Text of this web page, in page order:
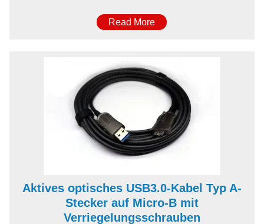
Read More
Aktives optisches USB3.0-Kabel Typ A-
Stecker auf Micro-B mit
Verriegelungsschrauben